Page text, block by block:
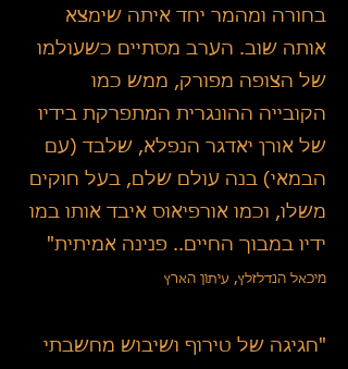
בחורה ומהמר יחד איתה שימצא
אותה שוב. הערב מסתיים כשעולמו
של הצופה מפורק, ממש כמו
הקובייה ההונגרית המתפרקת בידיו
של אורן יאדגר הנפלא, שלבד (עם
הבמאי) בנה עולם שלם, בעל חוקים
משלו, וכמו אורפיאוס איבד אותו במו
ידיו במבוך החיים.. פנינה אמיתית"
מיכאל הנדלזלץ, עיתון הארץ
"חגיגה של טירוף ושיבוש מחשבתי